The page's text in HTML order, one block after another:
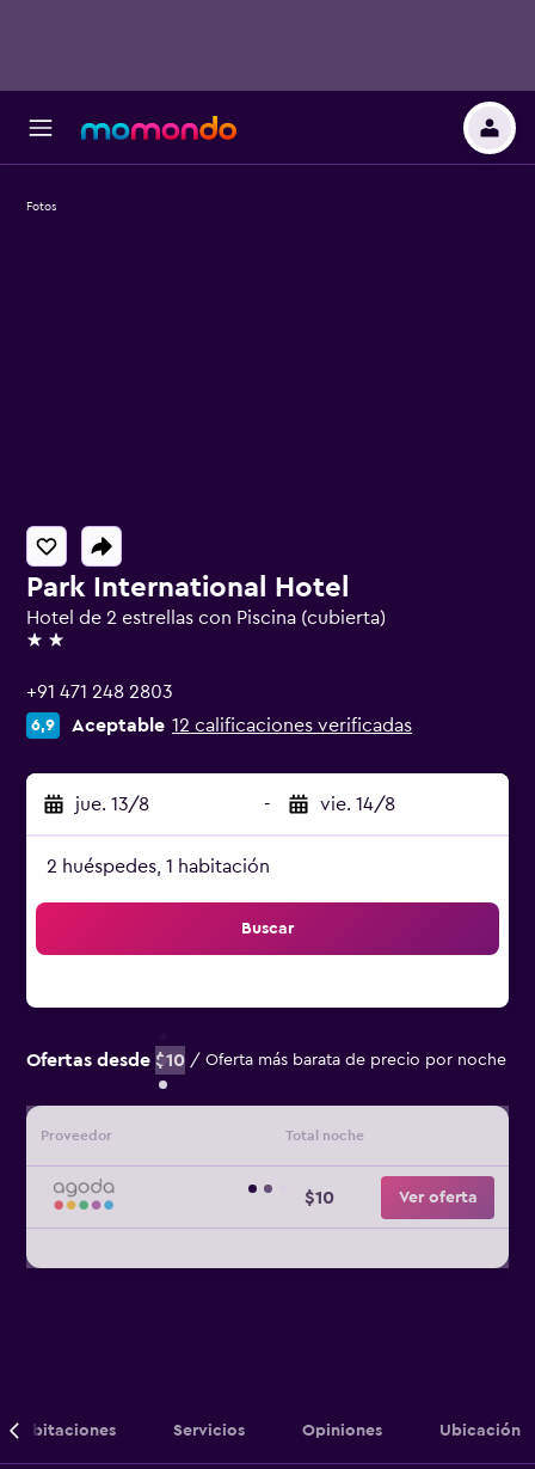
Park International Hotel
Hotel de 2 estrellas con Piscina (cubierta)
2 estrellas
+91 471 248 2803
6,9 Aceptable 12 calificaciones verificadas
jue. 13/8 - vie. 14/8
2 huéspedes, 1 habitación
Buscar
Ofertas desde $10 / Oferta más barata de precio por noche
Proveedor Total noche
$10 Ver oferta
Fotos
Habitaciones Servicios Opiniones Ubicación